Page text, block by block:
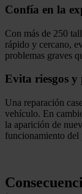
Confía en la
Con más de 250
rápido y cercano,
problemas graves
Evita riesgos
Una reparación
vehículo. En
la aparición de
funcionamiento del